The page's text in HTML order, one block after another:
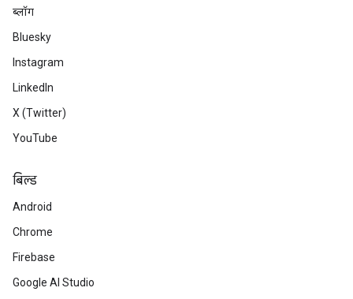
ब्लॉग
Bluesky
Instagram
LinkedIn
X (Twitter)
YouTube
बिल्ड
Android
Chrome
Firebase
Google AI Studio